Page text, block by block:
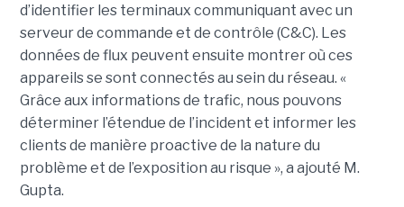
d’identifier les terminaux communiquant avec un
serveur de commande et de contrôle (C&C). Les
données de flux peuvent ensuite montrer où ces
appareils se sont connectés au sein du réseau. «
Grâce aux informations de trafic, nous pouvons
déterminer l’étendue de l’incident et informer les
clients de manière proactive de la nature du
problème et de l’exposition au risque », a ajouté M.
Gupta.